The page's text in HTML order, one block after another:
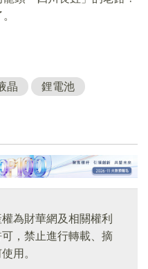
晶 鋰電池
為財華網及相關權利
，禁止進行轉載、摘
用。